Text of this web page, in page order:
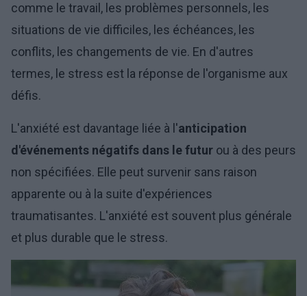
comme le travail, les problèmes personnels, les
situations de vie difficiles, les échéances, les
conflits, les changements de vie. En d'autres
termes, le stress est la réponse de l'organisme aux
défis.
L'anxiété est davantage liée à l'anticipation
d'événements négatifs dans le futur ou à des peurs
non spécifiées. Elle peut survenir sans raison
apparente ou à la suite d'expériences
traumatisantes. L'anxiété est souvent plus générale
et plus durable que le stress.